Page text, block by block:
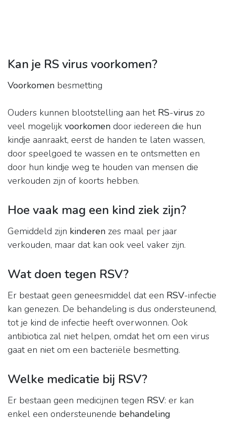
Kan je RS virus voorkomen?
Voorkomen besmetting
Ouders kunnen blootstelling aan het RS-virus zo
veel mogelijk voorkomen door iedereen die hun
kindje aanraakt, eerst de handen te laten wassen,
door speelgoed te wassen en te ontsmetten en
door hun kindje weg te houden van mensen die
verkouden zijn of koorts hebben.
Hoe vaak mag een kind ziek zijn?
Gemiddeld zijn kinderen zes maal per jaar
verkouden, maar dat kan ook veel vaker zijn.
Wat doen tegen RSV?
Er bestaat geen geneesmiddel dat een RSV-infectie
kan genezen. De behandeling is dus ondersteunend,
tot je kind de infectie heeft overwonnen. Ook
antibiotica zal niet helpen, omdat het om een virus
gaat en niet om een bacteriële besmetting.
Welke medicatie bij RSV?
Er bestaan geen medicijnen tegen RSV: er kan
enkel een ondersteunende behandeling